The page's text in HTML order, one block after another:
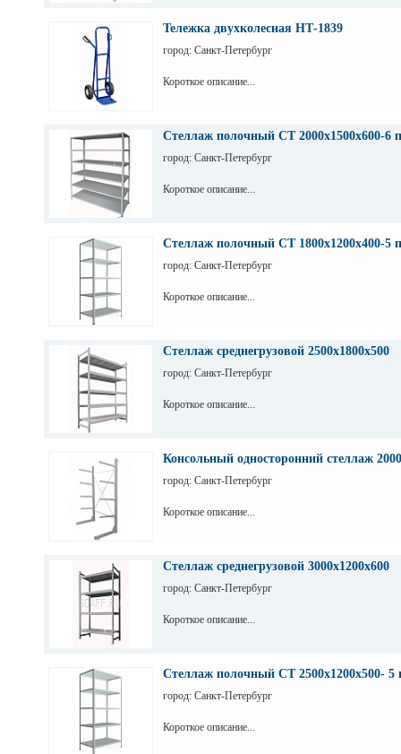
Тележка двухколесная НТ-1839
город: Санкт-Петербург
Короткое описание...
Стеллаж полочный СТ 2000х1500х600-6
город: Санкт-Петербург
Короткое описание...
Стеллаж полочный СТ 1800х1200х400-5
город: Санкт-Петербург
Короткое описание...
Стеллаж среднегрузовой 2500х1800х500
город: Санкт-Петербург
Короткое описание...
Консольный односторонний стеллаж
город: Санкт-Петербург
Короткое описание...
Стеллаж среднегрузовой 3000х1200х600
город: Санкт-Петербург
Короткое описание...
Стеллаж полочный СТ 2500х1200х500- 5
город: Санкт-Петербург
Короткое описание...